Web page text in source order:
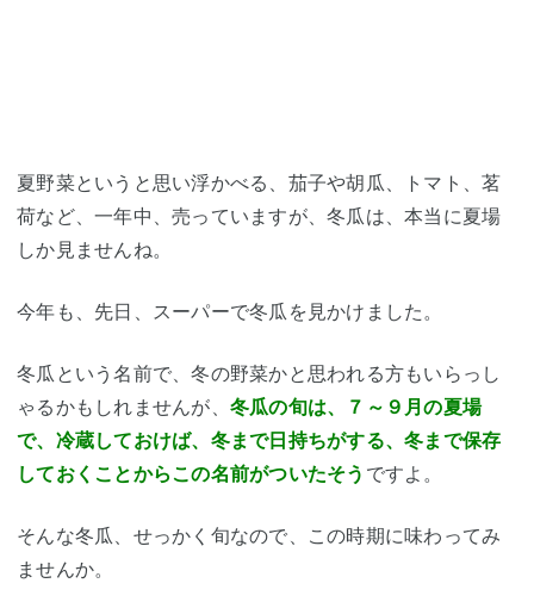
夏野菜というと思い浮かべる、茄子や胡瓜、トマト、茗
荷など、一年中、売っていますが、冬瓜は、本当に夏場
しか見ませんね。
今年も、先日、スーパーで冬瓜を見かけました。
冬瓜という名前で、冬の野菜かと思われる方もいらっし
ゃるかもしれませんが、 冬瓜の旬は、７～９月の夏場
で、冷蔵しておけば、冬まで日持ちがする、冬まで保存
しておくことからこの名前がついたそう ですよ。
そんな冬瓜、せっかく旬なので、この時期に味わってみ
ませんか。